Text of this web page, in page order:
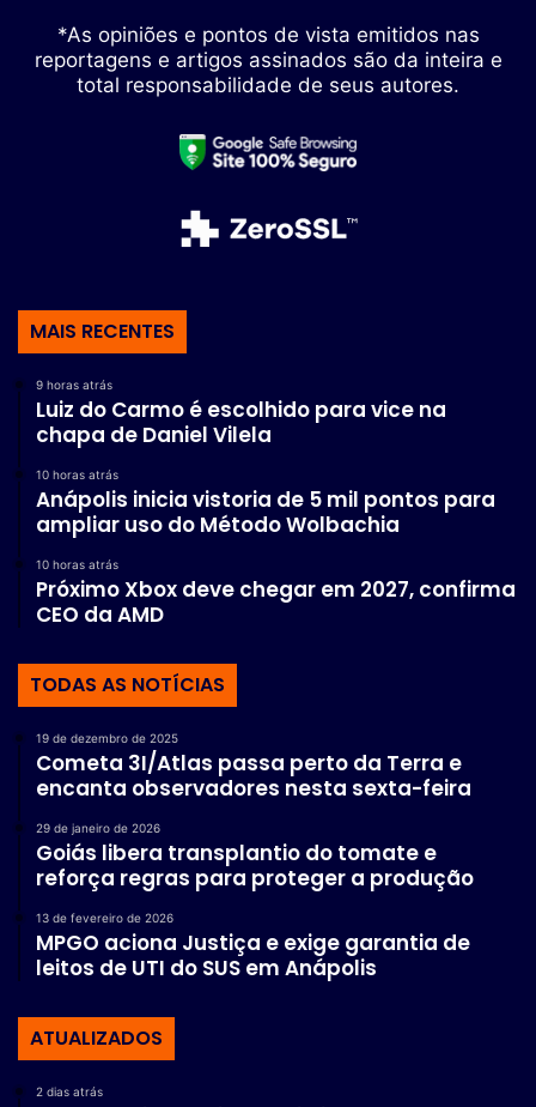
*As opiniões e pontos de vista emitidos nas
reportagens e artigos assinados são da inteira e
total responsabilidade de seus autores.
MAIS RECENTES
9 horas atrás
Luiz do Carmo é escolhido para vice na
chapa de Daniel Vilela
10 horas atrás
Anápolis inicia vistoria de 5 mil pontos para
ampliar uso do Método Wolbachia
10 horas atrás
Próximo Xbox deve chegar em 2027, confirma
CEO da AMD
TODAS AS NOTÍCIAS
19 de dezembro de 2025
Cometa 3I/Atlas passa perto da Terra e
encanta observadores nesta sexta-feira
29 de janeiro de 2026
Goiás libera transplantio do tomate e
reforça regras para proteger a produção
13 de fevereiro de 2026
MPGO aciona Justiça e exige garantia de
leitos de UTI do SUS em Anápolis
ATUALIZADOS
2 dias atrás